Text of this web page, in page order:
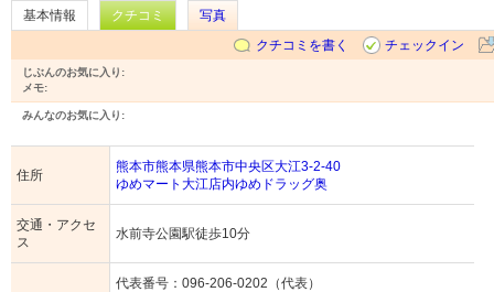
基本情報 クチコミ
写真
クチコミを書く
チェックイン
じぶんのお気に入り:
メモ:
みんなのお気に入り:
住所
熊本市熊本県熊本市中央区大江3-2-40
ゆめマート大江店内ゆめドラッグ奥
交通・アクセ
ス
水前寺公園駅徒歩10分
代表番号： 096-206-0202（代表）